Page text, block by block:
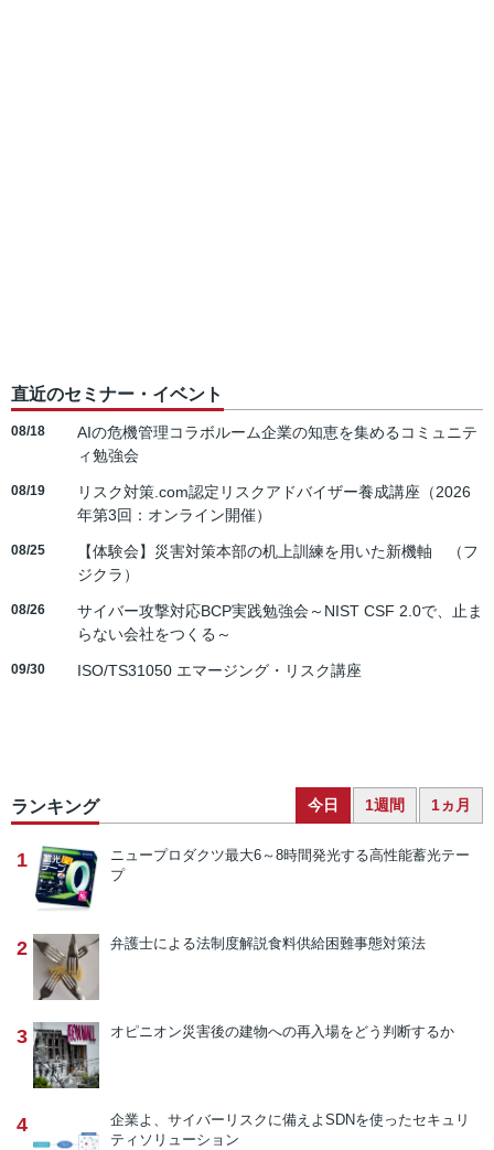
直近のセミナー・イベント
08/18
AIの危機管理コラボルーム企業の知恵を集めるコミュニテ
ィ勉強会
08/19
リスク対策.com認定リスクアドバイザー養成講座（2026
年第3回：オンライン開催）
08/25
【体験会】災害対策本部の机上訓練を用いた新機軸 （フ
ジクラ）
08/26
サイバー攻撃対応BCP実践勉強会～NIST CSF 2.0で、止ま
らない会社をつくる～
09/30 ISO/TS31050 エマージング・リスク講座
ランキング 今日 1週間 1ヵ月
1 ニュープロダクツ最大6～8時間発光する高性能蓄光テー
プ
2 弁護士による法制度解説食料供給困難事態対策法
3 オピニオン災害後の建物への再入場をどう判断するか
4 企業よ、サイバーリスクに備えよ SDNを使ったセキュリ
ティソリューション